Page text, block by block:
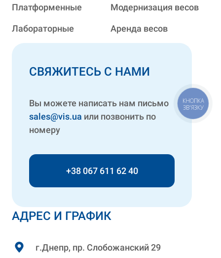
АДРЕС И ГРАФИК
г.Днепр, пр. Слобожанский 29
Платформенные
Лабораторные
Модернизация весов
Аренда весов
СВЯЖИТЕСЬ С НАМИ
Вы можете написать нам письмо
sales@vis.ua или позвонить по
номеру
+38 067 611 62 40
КНОПКА
ЗВ'ЯЗКУ